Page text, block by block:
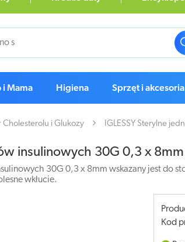
i Mama Higiena Sprzęt i
Cholesterolu i Glukozy IGLESSY Sterylne
insulinowych 30G 0,3 x
30G 0,3 x 8mm wskazany jest do
wkłucie.
Kod